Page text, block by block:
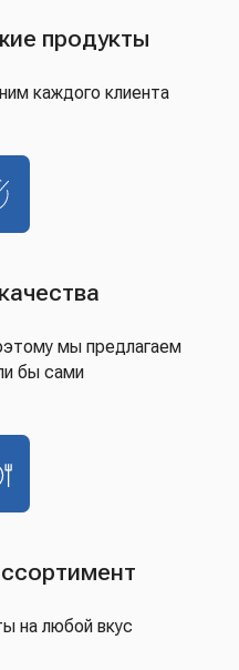
продукты
каждого клиента
мы предлагаем
бы сами
на любой вкус